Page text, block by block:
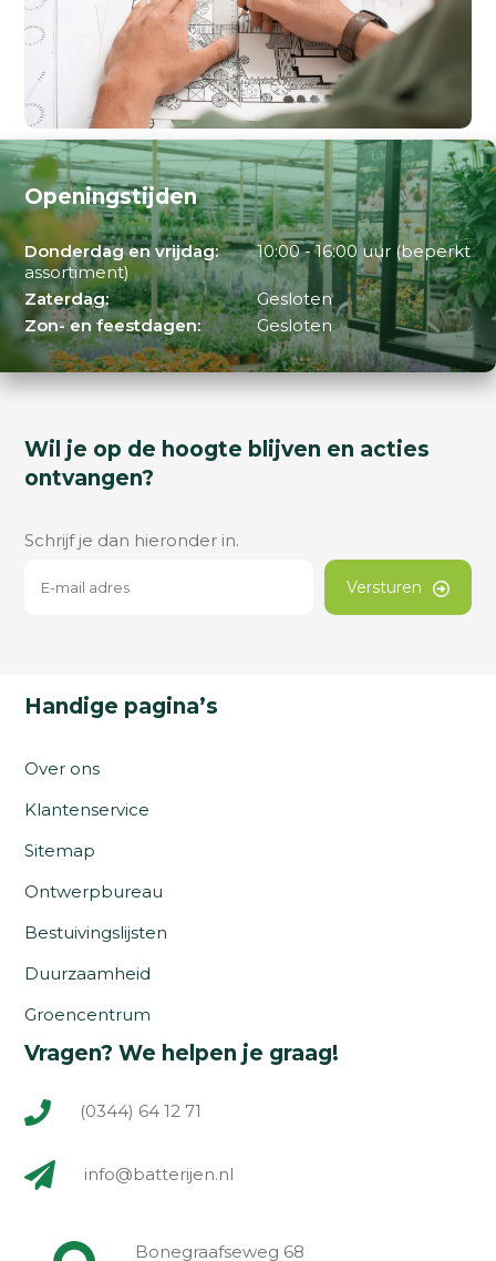
Openingstijden
Donderdag en vrijdag:
10:00 - 16:00 uur (beperkt
assortiment)
Zaterdag:
Gesloten
Zon- en feestdagen:
Gesloten
Wil je op de hoogte blijven en acties
ontvangen?
Schrijf je dan hieronder in.
Versturen
Handige pagina’s
Over ons
Klantenservice
Sitemap
Ontwerpbureau
Bestuivingslijsten
Duurzaamheid
Groencentrum
Vragen? We helpen je graag!
(0344) 64 12 71
info@batterijen.nl
Bonegraafseweg 68